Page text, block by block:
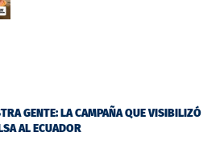
GENTE: LA CAMPAÑA QUE VISIBILIZÓ
AL ECUADOR